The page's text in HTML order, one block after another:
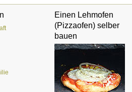
Einen Lehmofen
(Pizzaofen) selber
bauen